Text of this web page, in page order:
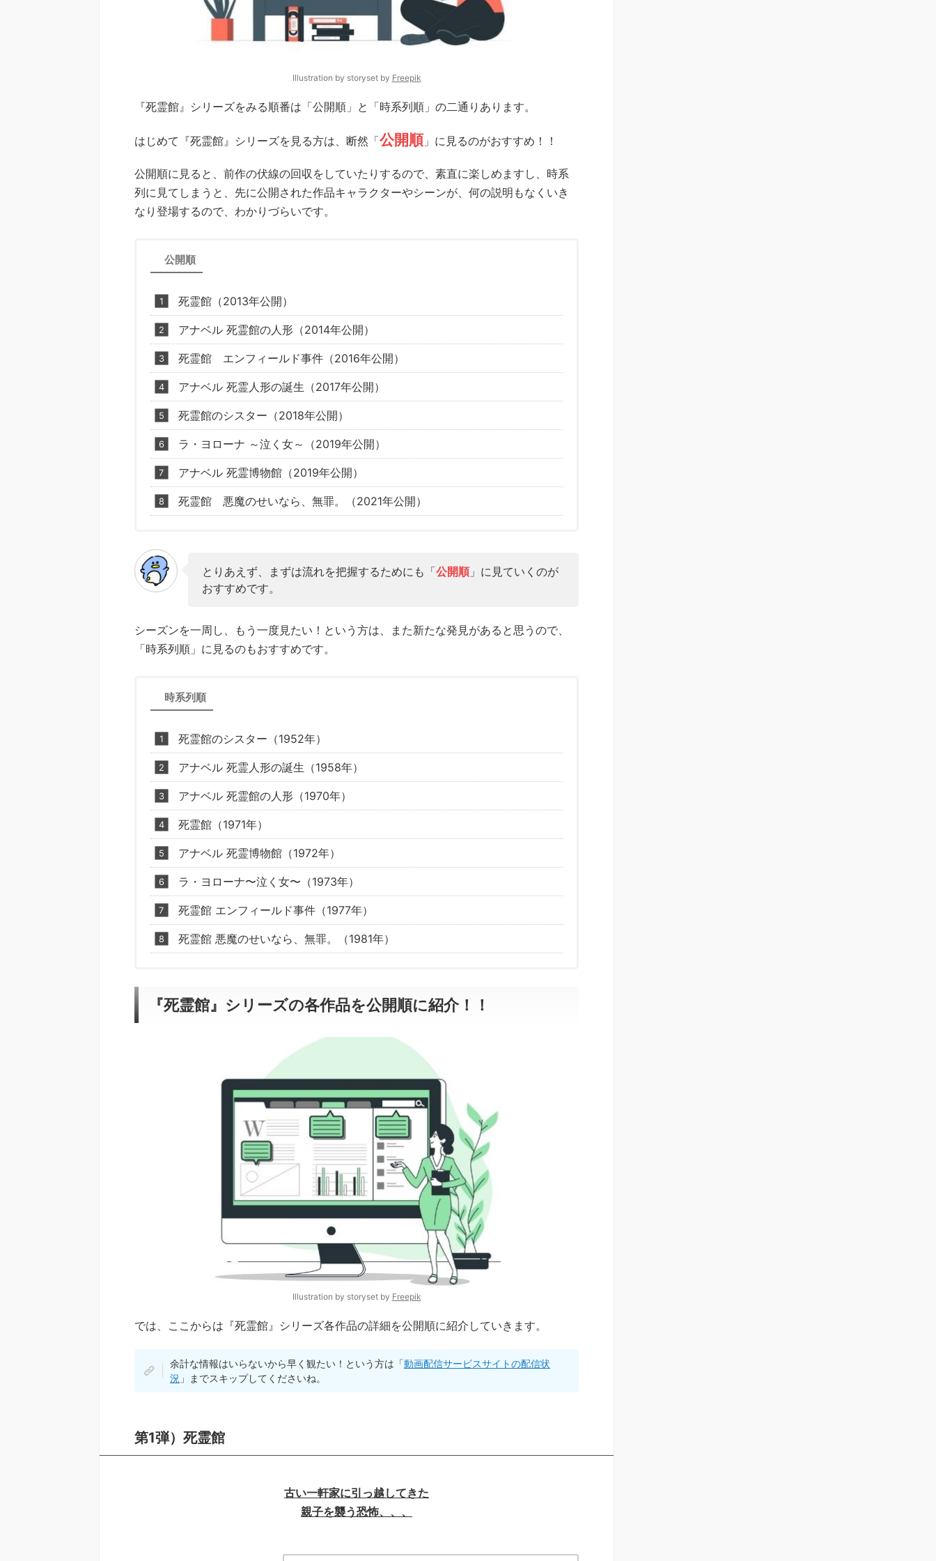
Illustration by storyset by Freepik
『死霊館』シリーズをみる順番は「公開順」と「時系列順」の二通りあります。
はじめて『死霊館』シリーズを見る方は、断然「公開順 」に見るのがおすすめ！！
公開順に見ると、前作の伏線の回収をしていたりするので、素直に楽しめますし、時系
列に見てしまうと、先に公開された作品キャラクターやシーンが、何の説明もなくいき
なり登場するので、わかりづらいです。
公開順
死霊館（2013年公開）
アナベル 死霊館の人形（2014年公開）
死霊館 エンフィールド事件（2016年公開）
アナベル 死霊人形の誕生（2017年公開）
死霊館のシスター（2018年公開）
ラ・ヨローナ ～泣く女～（2019年公開）
アナベル 死霊博物館（2019年公開）
死霊館 悪魔のせいなら、無罪。（2021年公開）
とりあえず、まずは流れを把握するためにも「公開順」に見ていくのが
おすすめです。
シーズンを一周し、もう一度見たい！という方は、また新たな発見があると思うので、
「時系列順」に見るのもおすすめです。
時系列順
死霊館のシスター（1952年）
アナベル 死霊人形の誕生（1958年）
アナベル 死霊館の人形（1970年）
死霊館（1971年）
アナベル 死霊博物館（1972年）
ラ・ヨローナ〜泣く女〜（1973年）
死霊館 エンフィールド事件（1977年）
死霊館 悪魔のせいなら、無罪。（1981年）
『死霊館』シリーズの各作品を公開順に紹介！！
Illustration by storyset by Freepik
では、ここからは『死霊館』シリーズ各作品の詳細を公開順に紹介していきます。
余計な情報はいらないから早く観たい！という方は「動画配信サービスサイトの配信状
況 」までスキップしてくださいね。
第1弾）死霊館
古い一軒家に引っ越してきた
親子を襲う恐怖、、、